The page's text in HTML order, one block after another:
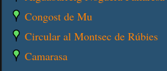
Congost de Mu
Circular al Montsec de Rúbies
Camarasa